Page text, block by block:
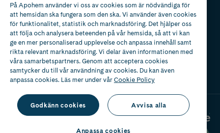
Apotek med tillstånd
av Läkemedelsverket
På Apohem använder vi oss av cookies som är nödvändiga för
att hemsidan ska fungera som den ska. Vi använder även cookies
för funktionalitet, statistik och marknadsföring. Det hjälper oss
att följa och analysera beteenden på vår hemsida, så att vi kan
ge en mer personaliserad upplevelse och anpassa innehåll samt
rikta relevant marknadsföring. Vi delar även informationen med
våra samarbetspartners. Genom att acceptera cookies
samtycker du till vår användning av cookies. Du kan även
anpassa cookies. Läs mer under vårCookie Policy
Godkänn cookies Avvisa alla
Anpassa cookies